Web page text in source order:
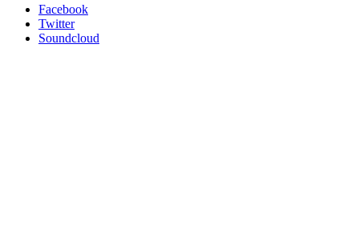
Facebook
Twitter
Soundcloud